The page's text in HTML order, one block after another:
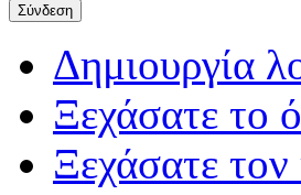
Σύνδεση
Δημιουργία
Ξεχάσατε το
Ξεχάσατε